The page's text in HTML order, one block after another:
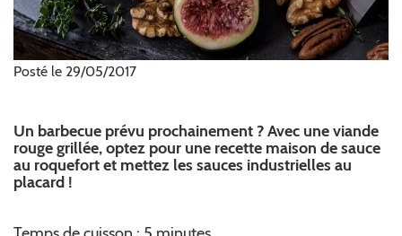
Posté le 29/05/2017
Un barbecue prévu prochainement ? Avec une viande
rouge grillée, optez pour une recette maison de sauce
au roquefort et mettez les sauces industrielles au
placard !